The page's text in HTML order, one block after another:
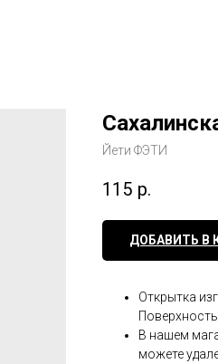
Йети ФЭТИ
115 р.
ДОБАВИТЬ В
Открытка
В нашем
можете